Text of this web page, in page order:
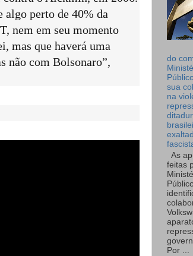
algo perto de 40% da
nem em seu momento
mas que haverá uma
não com Bolsonaro”,
do
sua
na
As
feitas
Por ...